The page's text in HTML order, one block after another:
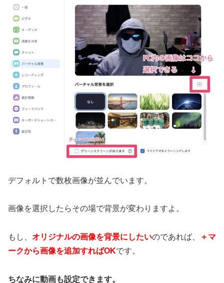
デフォルトで数枚画像が並んでいます。
画像を選択したらその場で背景が変わりますよ。
もし、 オリジナルの画像を背景にしたいのであれば、
＋マ
ークから画像を追加すればOKです。
ちなみに動画も設定できます。